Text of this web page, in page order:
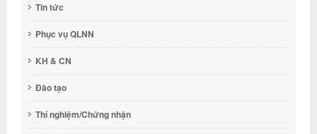
Tin tức
Phục vụ QLNN
KH & CN
Đào tạo
Thí nghiệm/Chứng nhận